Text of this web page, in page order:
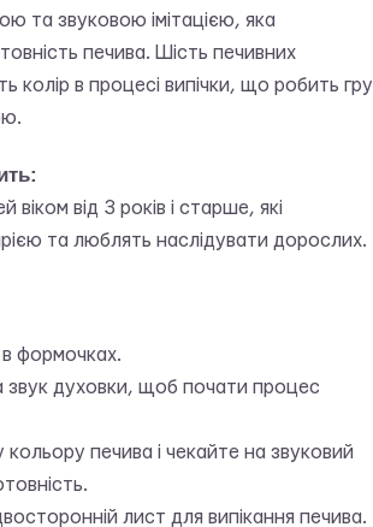
та звуковою імітацією, яка
печива. Шість печивних
колір в процесі випічки, що робить гру
віком від 3 років і старше, які
та люблять наслідувати дорослих.
в формочках.
звук духовки, щоб почати процес
кольору печива і чекайте на звуковий
лист для випікання печива.